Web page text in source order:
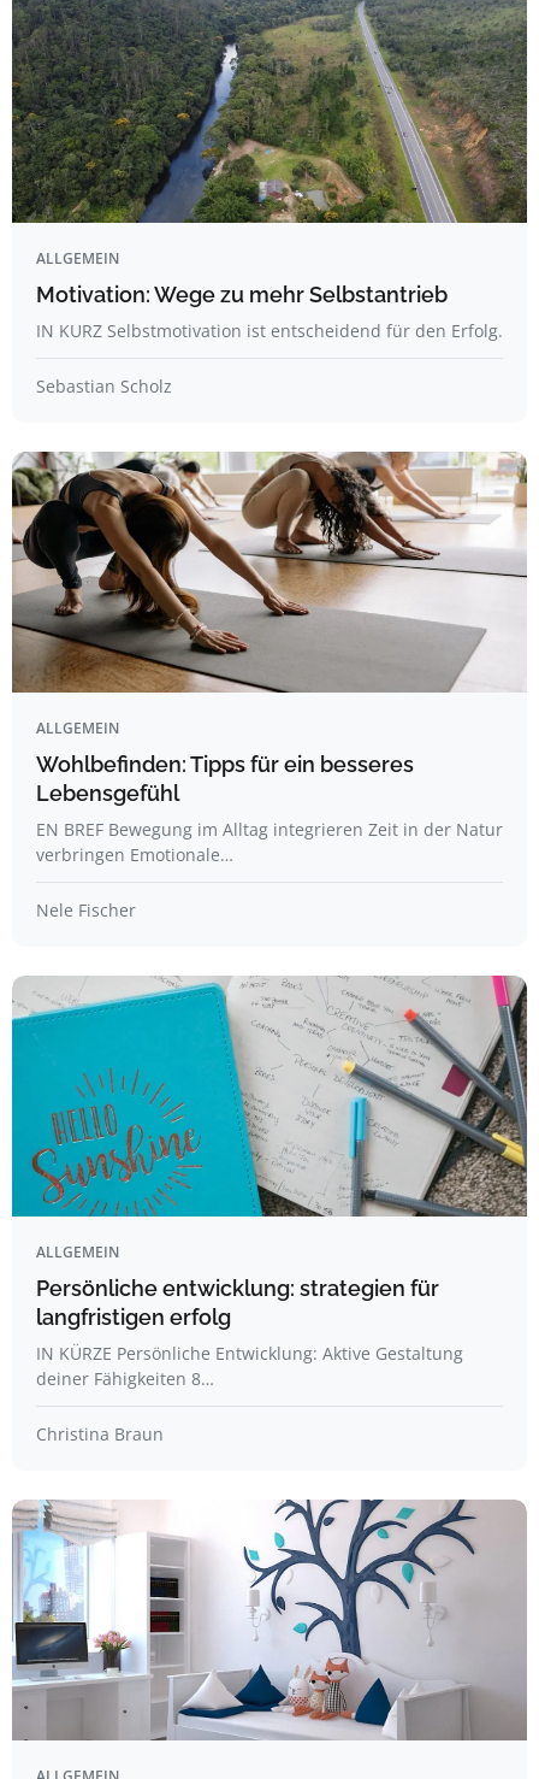
ALLGEMEIN
Motivation: Wege zu mehr Selbstantrieb
IN KURZ Selbstmotivation ist entscheidend für den Erfolg.
Sebastian Scholz
ALLGEMEIN
Wohlbefinden: Tipps für ein besseres
Lebensgefühl
EN BREF Bewegung im Alltag integrieren Zeit in der Natur
verbringen Emotionale…
Nele Fischer
ALLGEMEIN
Persönliche entwicklung: strategien für
langfristigen erfolg
IN KÜRZE Persönliche Entwicklung: Aktive Gestaltung
deiner Fähigkeiten 8…
Christina Braun